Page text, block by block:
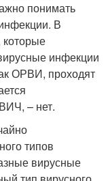
понимать
В
которые
инфекции
ОРВИ, проходят
– нет.
типов
вирусные